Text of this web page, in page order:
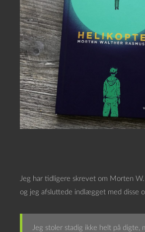
Jeg har tidligere skrevet om Morten W.
og jeg afsluttede indlægget med disse
Jeg stoler stadig ikke helt på digte,